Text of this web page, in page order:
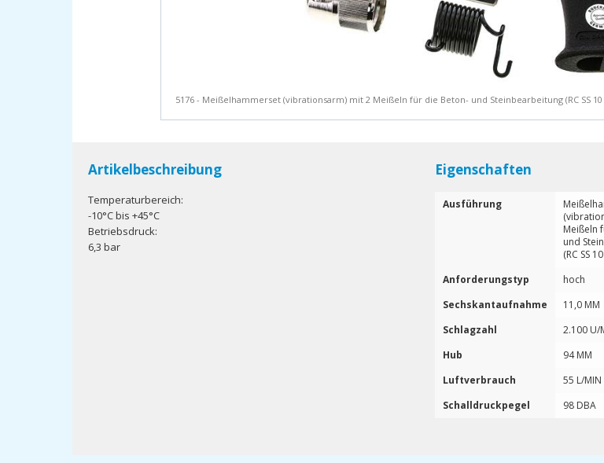
5176 - Meißelhammerset (vibrationsarm) mit 2 Meißeln für die Beton- und Steinbearbeitung (RC SS 10
Artikelbeschreibung
Temperaturbereich:
-10°C bis +45°C
Betriebsdruck:
6,3 bar
Eigenschaften
Ausführung
Meißeln
und
(RC SS
Anforderungstyp
hoch
Sechskantaufnahme
11,0 MM
Schlagzahl
2.100 U/
Hub
94 MM
Luftverbrauch
55 L/MIN
Schalldruckpegel
98 DBA